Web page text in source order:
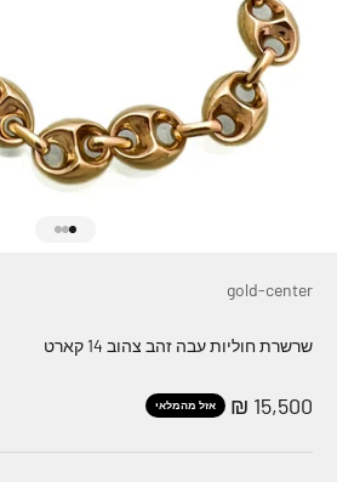
gold-center
שרשרת חוליות עבה זהב צהוב 14 קארט
מחיר מבצע
15,500 ₪ אזל מהמלאי